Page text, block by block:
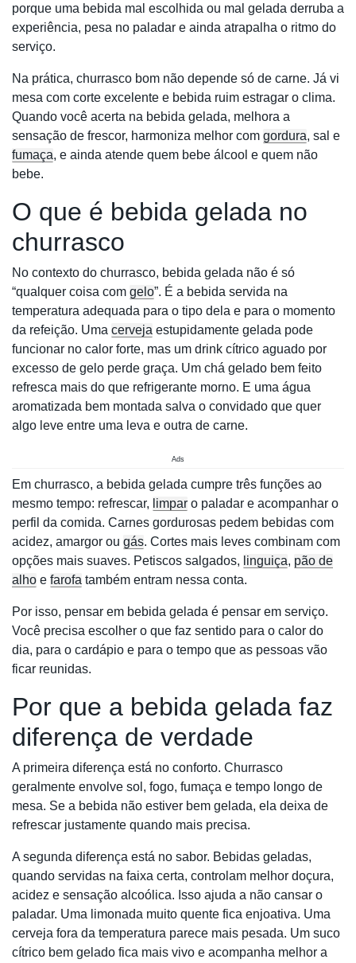
porque uma bebida mal escolhida ou mal gelada derruba a
experiência, pesa no paladar e ainda atrapalha o ritmo do
serviço.
Na prática, churrasco bom não depende só de carne. Já vi
mesa com corte excelente e bebida ruim estragar o clima.
Quando você acerta na bebida gelada, melhora a
sensação de frescor, harmoniza melhor com gordura, sal e
fumaça, e ainda atende quem bebe álcool e quem não
bebe.
O que é bebida gelada no
churrasco
No contexto do churrasco, bebida gelada não é só
“qualquer coisa com gelo”. É a bebida servida na
temperatura adequada para o tipo dela e para o momento
da refeição. Uma cerveja estupidamente gelada pode
funcionar no calor forte, mas um drink cítrico aguado por
excesso de gelo perde graça. Um chá gelado bem feito
refresca mais do que refrigerante morno. E uma água
aromatizada bem montada salva o convidado que quer
algo leve entre uma leva e outra de carne.
Ads
Em churrasco, a bebida gelada cumpre três funções ao
mesmo tempo: refrescar, limpar o paladar e acompanhar o
perfil da comida. Carnes gordurosas pedem bebidas com
acidez, amargor ou gás. Cortes mais leves combinam com
opções mais suaves. Petiscos salgados, linguiça, pão de
alho e farofa também entram nessa conta.
Por isso, pensar em bebida gelada é pensar em serviço.
Você precisa escolher o que faz sentido para o calor do
dia, para o cardápio e para o tempo que as pessoas vão
ficar reunidas.
Por que a bebida gelada faz
diferença de verdade
A primeira diferença está no conforto. Churrasco
geralmente envolve sol, fogo, fumaça e tempo longo de
mesa. Se a bebida não estiver bem gelada, ela deixa de
refrescar justamente quando mais precisa.
A segunda diferença está no sabor. Bebidas geladas,
quando servidas na faixa certa, controlam melhor doçura,
acidez e sensação alcoólica. Isso ajuda a não cansar o
paladar. Uma limonada muito quente fica enjoativa. Uma
cerveja fora da temperatura parece mais pesada. Um suco
cítrico bem gelado fica mais vivo e acompanha melhor a